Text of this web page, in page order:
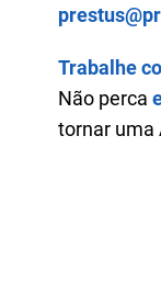
Trabalhe
Não perca
tornar uma